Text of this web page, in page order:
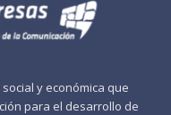
y económica que
para el desarrollo de